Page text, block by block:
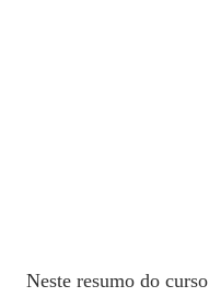
Neste resumo do curso